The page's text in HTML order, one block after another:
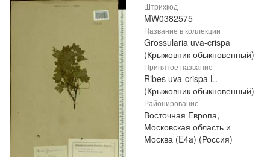
Штрихкод
MW0382575
Название в коллекции
Grossularia uva-crispa
(Крыжовник обыкновенный)
Принятое название
Ribes uva-crispa L.
(Крыжовник обыкновенный)
Районирование
Восточная Европа,
Московская область и
Москва (E4a) (Россия)